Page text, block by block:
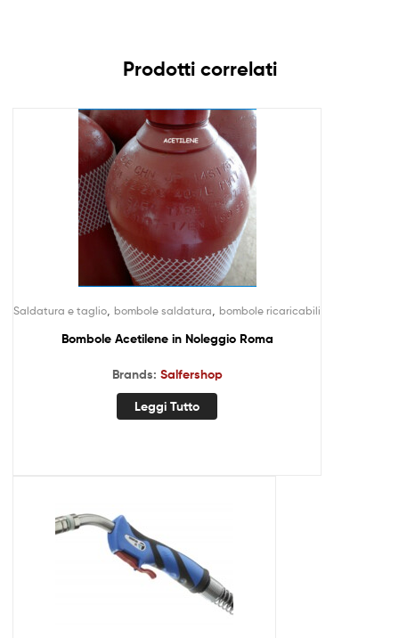
Prodotti correlati
Saldatura e taglio, bombole saldatura, bombole ricaricabili
Bombole Acetilene in Noleggio Roma
Brands: Salfershop
Leggi Tutto